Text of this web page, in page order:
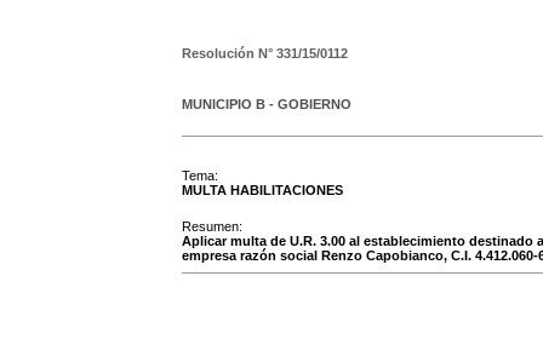
Resolución N° 331/15/0112
MUNICIPIO B - GOBIERNO
Tema:
MULTA HABILITACIONES
Resumen:
Aplicar multa de U.R. 3.00 al establecimiento destinado
empresa razón social Renzo Capobianco, C.I. 4.412.060-